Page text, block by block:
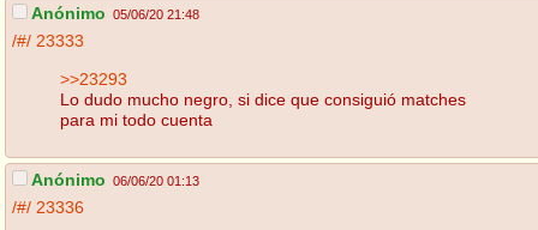
Anónimo 05/06/20 21:48
/#/ 23333
>>23293
Lo dudo mucho negro, si dice que consiguió matches
para mi todo cuenta
Anónimo 06/06/20 01:13
/#/ 23336